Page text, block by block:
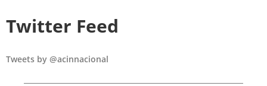
Twitter Feed
Tweets by @acinnacional